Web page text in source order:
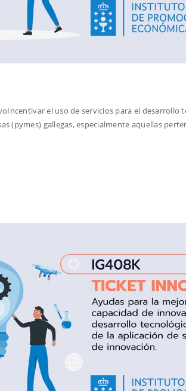
el uso de servicios para el desarrollo
(pymes) gallegas, especialmente aquellas